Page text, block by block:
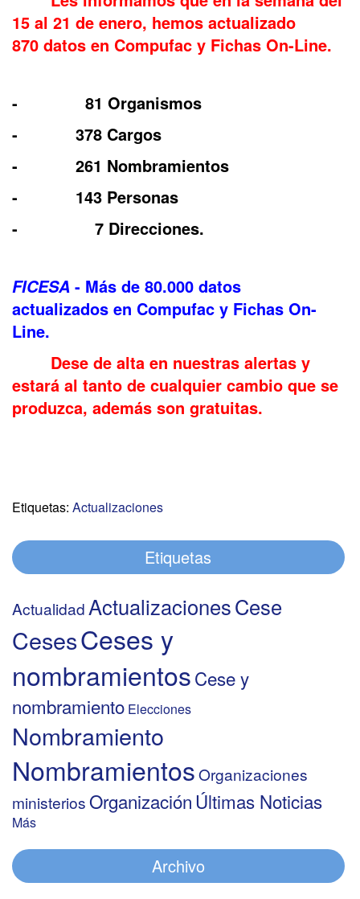
15 al 21 de enero, hemos actualizado
870 datos en Compufac y Fichas On-Line.
- 81 Organismos
- 378 Cargos
- 261 Nombramientos
- 143 Personas
- 7 Direcciones.
FICESA - Más de 80.000 datos
actualizados en Compufac y Fichas On-
Line.
Dese de alta en nuestras alertas y
estará al tanto de cualquier cambio que se
produzca, además son gratuitas.
Etiquetas: Actualizaciones
Etiquetas
Actualidad ActualizacionesCese
CesesCeses y
nombramientosCese y
nombramiento Elecciones
Nombramiento
NombramientosOrganizaciones
ministeriosOrganizaciónÚltimas Noticias
Más
Archivo